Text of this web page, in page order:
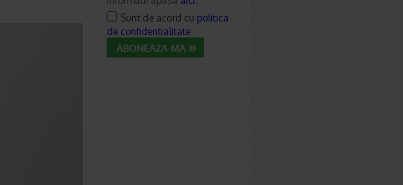
Sunt de acord cu politica
de confidentialitate